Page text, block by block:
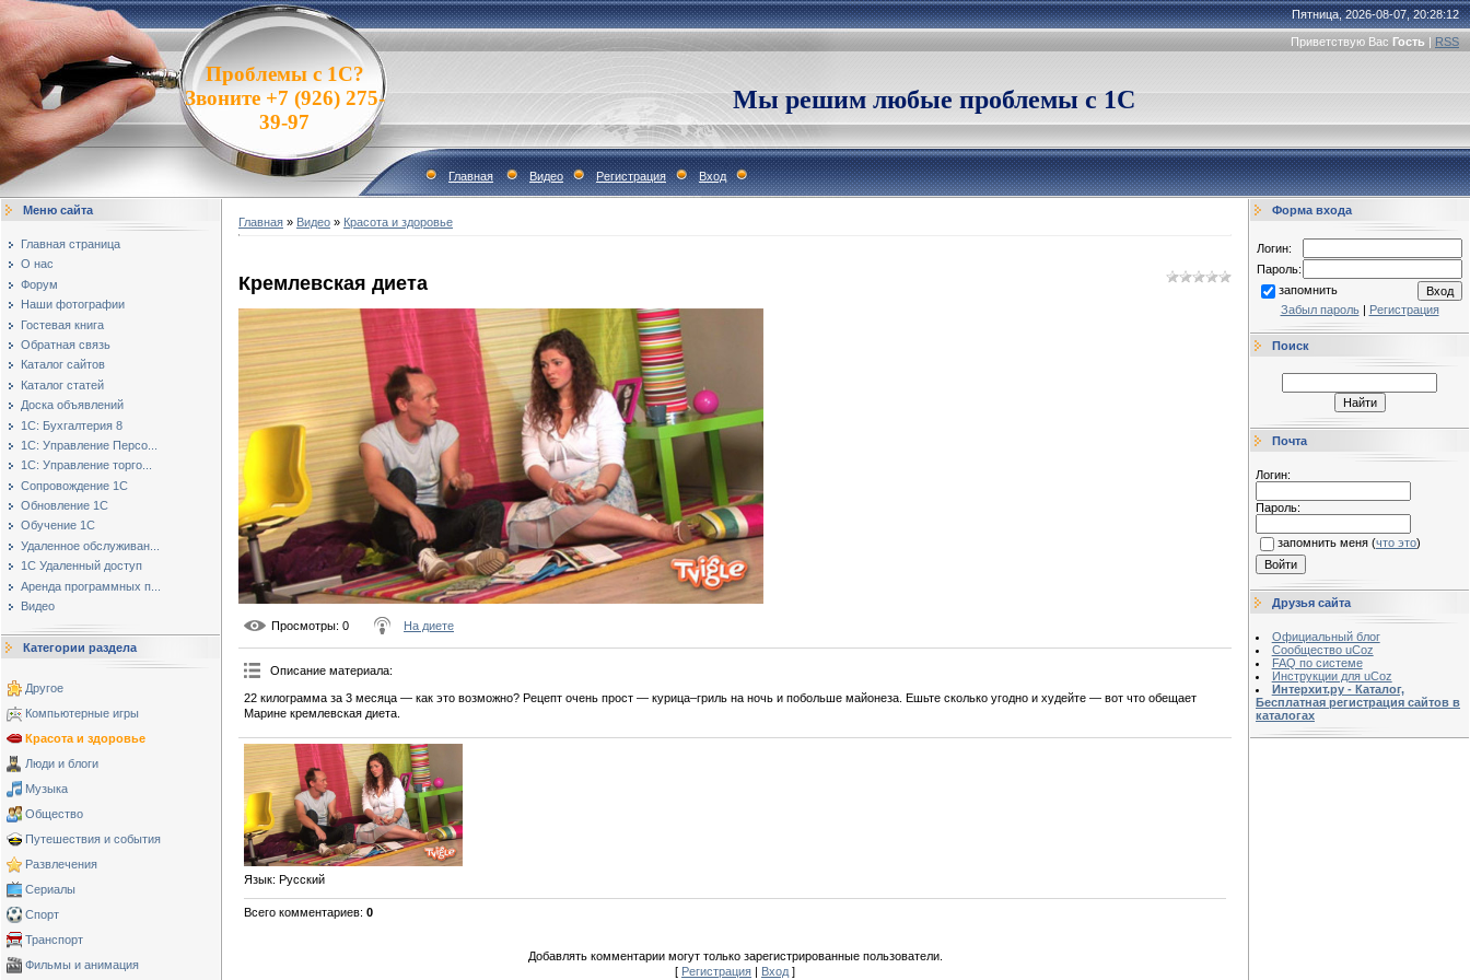
Проблемы с 1С?
Звоните +7 (926) 275-
39-97
Пятница, 2026-08-07, 20:28:12
Приветствую Вас Гость | RSS
Мы решим любые проблемы с 1С
Главная Видео Регистрация Вход
Меню сайта
Главная страница
О нас
Форум
Наши фотографии
Гостевая книга
Обратная связь
Каталог сайтов
Каталог статей
Доска объявлений
1С: Бухгалтерия 8
1С: Управление Персо...
1С: Управление торго...
Сопровождение 1С
Обновление 1С
Обучение 1С
Удаленное обслуживан...
1С Удаленный доступ
Аренда программных п...
Видео
Категории раздела
Другое
Компьютерные игры
Красота и здоровье
Люди и блоги
Музыка
Общество
Путешествия и события
Развлечения
Сериалы
Спорт
Транспорт
Фильмы и анимация
Главная » Видео » Красота и здоровье
Кремлевская диета
Просмотры: 0 На диете
Описание материала:
22 килограмма за 3 месяца — как это возможно? Рецепт очень прост — курица–гриль на ночь и побольше майонеза. Ешьте сколько угодно и худейте — вот что обещает
Марине кремлевская диета.
Язык: Русский
Всего комментариев: 0
Добавлять комментарии могут только зарегистрированные пользователи.
[ Регистрация | Вход ]
Форма входа
Логин:
Пароль:
запомнить
Забыл пароль| Регистрация
Поиск
Почта
Логин:
Пароль:
запомнить меня (что это)
Друзья сайта
Официальный блог
Сообщество uCoz
FAQ по системе
Инструкции для uCoz
Интерхит.ру - Каталог,
Бесплатная регистрация сайтов в
каталогах